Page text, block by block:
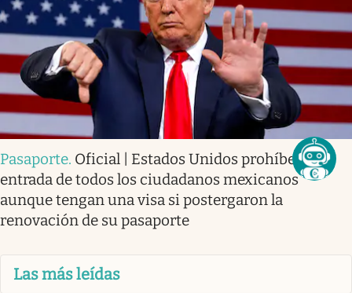
Pasaporte. Oficial | Estados Unidos prohíbe la
entrada de todos los ciudadanos mexicanos
aunque tengan una visa si postergaron la
renovación de su pasaporte
Las más leídas